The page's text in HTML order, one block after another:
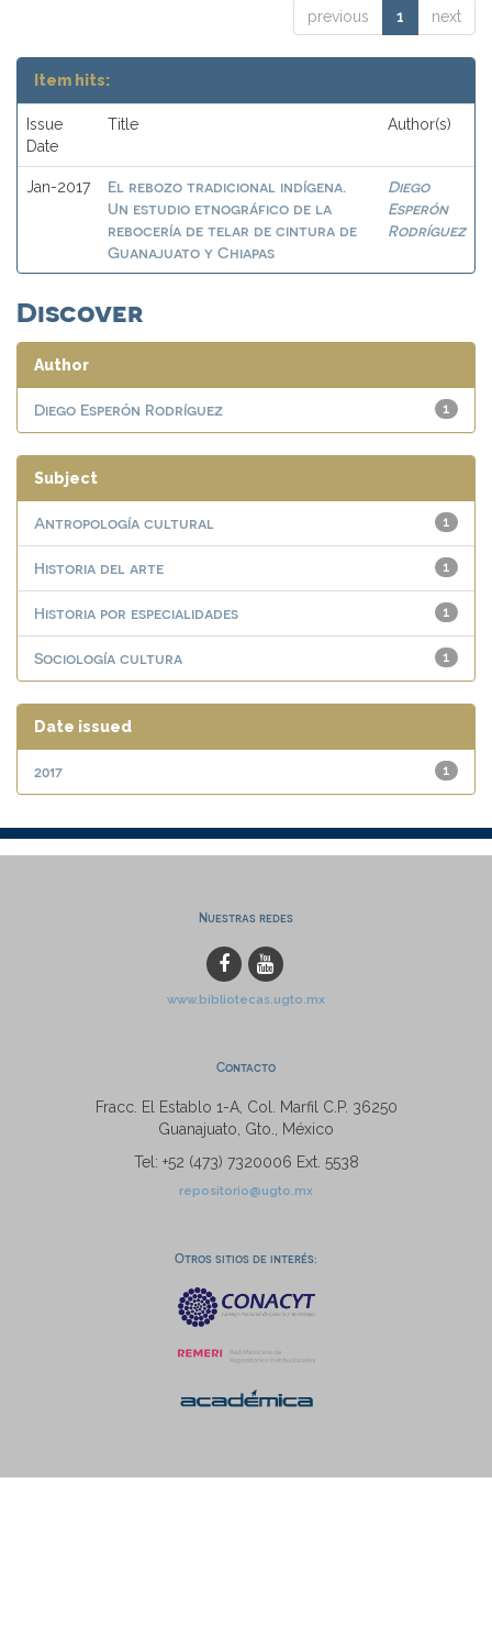
previous 1 next
Item hits:
Issue
Date
Title Author(s)
Jan-2017
El rebozo tradicional indígena.
Un estudio etnográfico de la
rebocería de telar de cintura de
Guanajuato y Chiapas
Diego
Esperón
Rodríguez
Discover
Author
1
Diego Esperón Rodríguez
Subject
1
Antropología cultural
1
Historia del arte
1
Historia por especialidades
1
Sociología cultura
Date issued
1
2017
Nuestras redes
www.bibliotecas.ugto.mx
Contacto
Fracc. El Establo 1-A, Col. Marfil C.P. 36250
Guanajuato, Gto., México
Tel: +52 (473) 7320006 Ext. 5538
repositorio@ugto.mx
Otros sitios de interés: